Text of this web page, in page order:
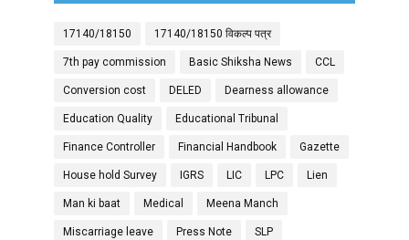
17140/18150 17140/18150 विकल्प पत्र
7th pay commission Basic Shiksha News CCL
Conversion cost DELED Dearness allowance
Education Quality Educational Tribunal
Finance Controller Financial Handbook Gazette
House hold Survey IGRS LIC LPC Lien
Man ki baat Medical Meena Manch
Miscarriage leave Press Note SLP